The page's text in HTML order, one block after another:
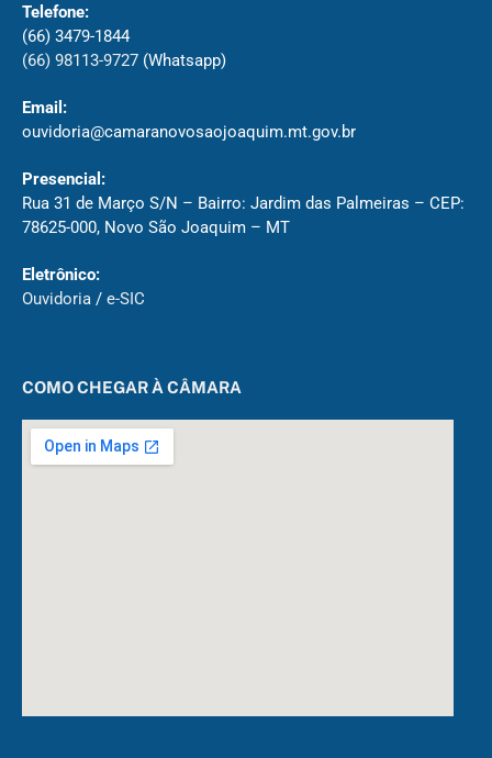
Telefone:
(66) 3479-1844
(66) 98113-9727 (Whatsapp)
Email:
ouvidoria@camaranovosaojoaquim.mt.gov.br
Presencial:
Rua 31 de Março S/N – Bairro: Jardim das Palmeiras – CEP:
78625-000, Novo São Joaquim – MT
Eletrônico:
Ouvidoria / e-SIC
COMO CHEGAR À CÂMARA